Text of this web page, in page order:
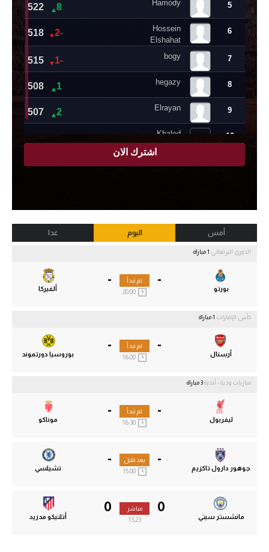
أمس اليوم غدا
الدوري البرتغالي
-
بورتو
-
ألفيركا
لم تبدأ
كأس الإمارات
-
أرسنال
-
بوروسيا دورتموند
لم تبدأ
مباريات ودية - أندية
-
ليفربول
-
موناكو
لم تبدأ
-
جوهور دارول تاكزيم
-
تشيلسي
بعد قليل
15:00
0
مانشستر سيتي
0
أتلتيكو مدريد
مباشر
13:24